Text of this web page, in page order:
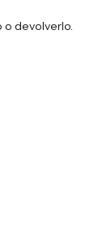
o devolverlo.